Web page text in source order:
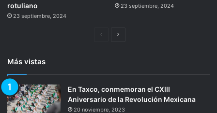
rotuliano
23 septiembre, 2024
23 septiembre, 2024
PáginaSiguiente
Más vistas
En Taxco, conmemoran el CXIII
Aniversario de la Revolución Mexicana
20 noviembre, 2023